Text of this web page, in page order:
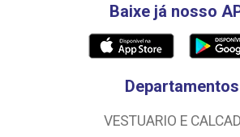
Baixe já nosso
Departamentos
VESTUARIO E